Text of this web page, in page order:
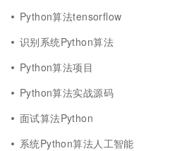
Python算法tensorflow
识别系统Python算法
Python算法项目
Python算法实战源码
面试算法Python
系统Python算法人工智能